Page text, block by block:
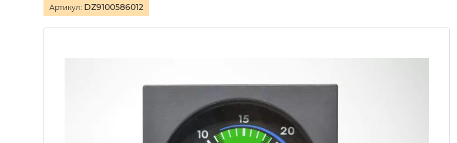
Артикул: DZ9100586012